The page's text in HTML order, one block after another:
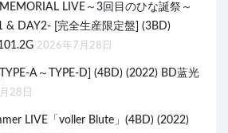
LIVE～3回目のひな誕祭～
& DAY2- [完全生産限定盤] (3BD)
2026年7月28日
A～TYPE-D] (4BD) (2022) BD蓝光
28日
LIVE「voller Blute」(4BD) (2022)